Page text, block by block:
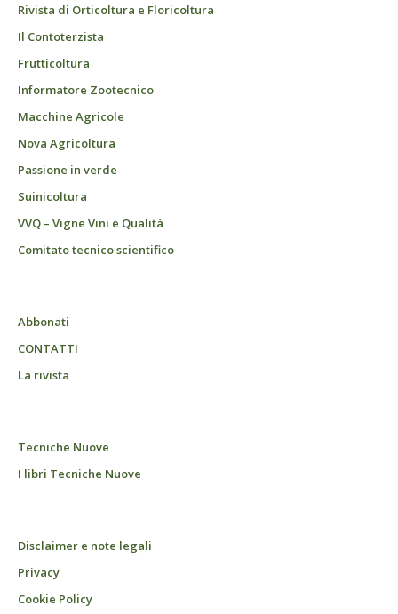
Rivista di Orticoltura e Floricoltura
Il Contoterzista
Frutticoltura
Informatore Zootecnico
Macchine Agricole
Nova Agricoltura
Passione in verde
Suinicoltura
VVQ – Vigne Vini e Qualità
Comitato tecnico scientifico
Abbonati
CONTATTI
La rivista
Tecniche Nuove
I libri Tecniche Nuove
Disclaimer e note legali
Privacy
Cookie Policy